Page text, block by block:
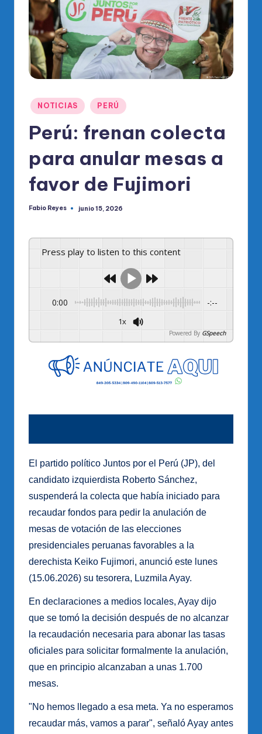
di
O
al
el
R
Publicado
en
NOTICIAS PERÚ
Perú: frenan colecta
para anular mesas a
favor de Fujimori
Publicado
Fabio Reyes junio 15, 2026
Press play to listen to this content
0:00 -:--
1x
Powered By GSpeech
El partido político Juntos por el Perú (JP), del
candidato izquierdista Roberto Sánchez,
suspenderá la colecta que había iniciado para
recaudar fondos para pedir la anulación de
mesas de votación de las elecciones
presidenciales peruanas favorables a la
derechista Keiko Fujimori, anunció este lunes
(15.06.2026) su tesorera, Luzmila Ayay.
En declaraciones a medios locales, Ayay dijo
que se tomó la decisión después de no alcanzar
la recaudación necesaria para abonar las tasas
oficiales para solicitar formalmente la anulación,
que en principio alcanzaban a unas 1.700
mesas.
"No hemos llegado a esa meta. Ya no esperamos
recaudar más, vamos a parar", señaló Ayay antes